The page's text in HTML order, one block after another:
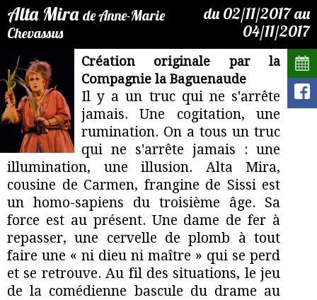
Alta Mira de Anne-Marie
Chevassus
du 02/11/2017 au
04/11/2017
Création originale par la
Compagnie la Baguenaude
Il y a un truc qui ne s'arrête
jamais. Une cogitation, une
rumination. On a tous un truc
qui ne s'arrête jamais : une
illumination, une illusion. Alta Mira,
cousine de Carmen, frangine de Sissi est
un homo-sapiens du troisième âge. Sa
force est au présent. Une dame de fer à
repasser, une cervelle de plomb à tout
faire une « ni dieu ni maître » qui se perd
et se retrouve. Au fil des situations, le jeu
de la comédienne bascule du drame au